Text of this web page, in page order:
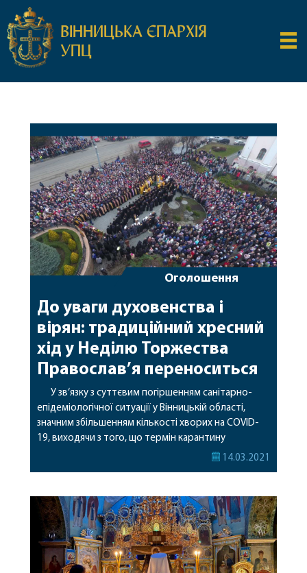
ВІННИЦЬКА ЄПАРХІЯ
УПЦ
Оголошення
До уваги духовенства і
вірян: традиційний хресний
хід у Неділю Торжества
Православ’я переноситься
У зв‘язку з суттєвим погіршенням санітарно-
епідеміологічної ситуації у Вінницькій області,
значним збільшенням кількості хворих на COVID-
19, виходячи з того, що термін карантину
завершується 30 квітня 2021 року, прес-служба
Барського Варсонофія, щорічна хресна хода до
свята Торжества Православ‘я переноситься на
свято Воскресіння Христового – 2 травня […]
14.03.2021